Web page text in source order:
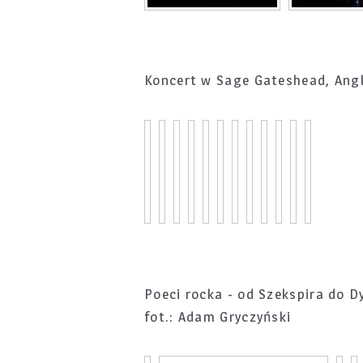
Koncert w Sage Gateshead,
Poeci rocka - od Szekspira do
fot.: Adam Gryczyński